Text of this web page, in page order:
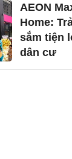
AEON
Home:
sắm tiện
dân cư